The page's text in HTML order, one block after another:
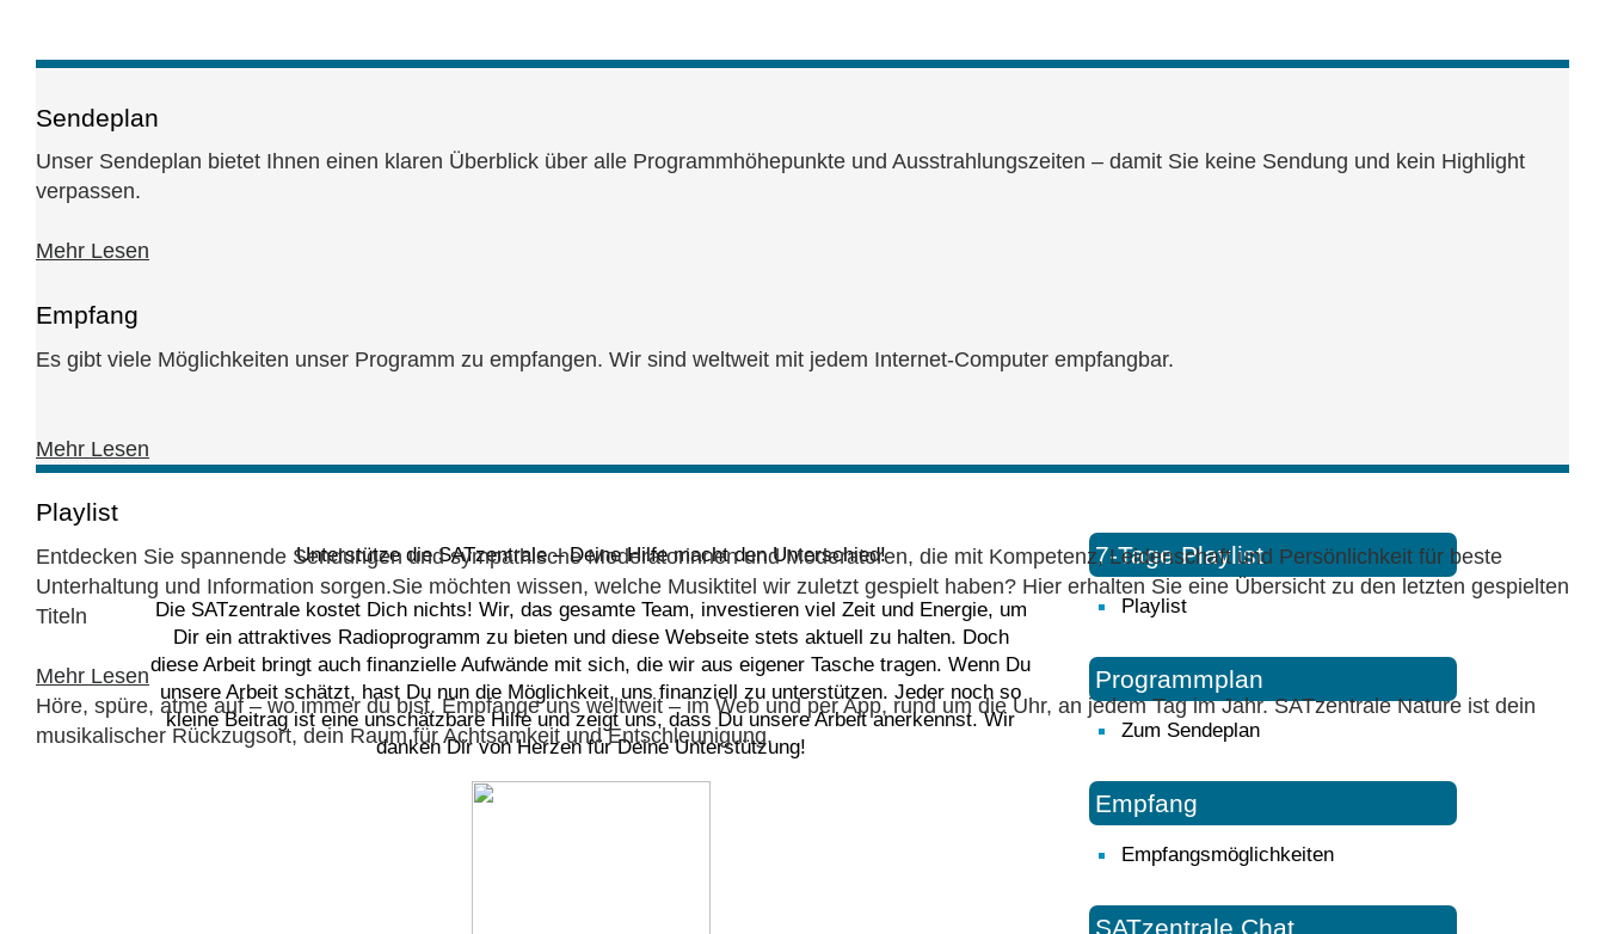
Sendeplan
Unser Sendeplan bietet Ihnen einen klaren Überblick über alle Programmhöhepunkte und Ausstrahlungszeiten – damit Sie keine Sendung und kein Highlight
verpassen.
Mehr Lesen
Empfang
Es gibt viele Möglichkeiten unser Programm zu empfangen. Wir sind weltweit mit jedem Internet-Computer empfangbar.
Mehr Lesen
Playlist
Entdecken Sie spannende Sendungen und sympathische Moderatorinnen und Moderatoren, die mit Kompetenz, Leidenschaft und Persönlichkeit für beste
Unterhaltung und Information sorgen.Sie möchten wissen, welche Musiktitel wir zuletzt gespielt haben? Hier erhalten Sie eine Übersicht zu den letzten gespielten
Titeln
Mehr Lesen
Höre, spüre, atme auf – wo immer du bist. Empfange uns weltweit – im Web und per App, rund um die Uhr, an jedem Tag im Jahr. SATzentrale Nature ist dein
musikalischer Rückzugsort, dein Raum für Achtsamkeit und Entschleunigung.
Unterstütze die SATzentrale – Deine Hilfe macht den Unterschied!
Die SATzentrale kostet Dich nichts! Wir, das gesamte Team, investieren viel Zeit und Energie, um
Dir ein attraktives Radioprogramm zu bieten und diese Webseite stets aktuell zu halten. Doch
diese Arbeit bringt auch finanzielle Aufwände mit sich, die wir aus eigener Tasche tragen. Wenn Du
unsere Arbeit schätzt, hast Du nun die Möglichkeit, uns finanziell zu unterstützen. Jeder noch so
kleine Beitrag ist eine unschätzbare Hilfe und zeigt uns, dass Du unsere Arbeit anerkennst. Wir
danken Dir von Herzen für Deine Unterstützung!
7-Tage Playlist
Playlist
Programmplan
Zum Sendeplan
Empfang
Empfangsmöglichkeiten
SATzentrale Chat